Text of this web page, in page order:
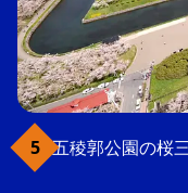
五稜郭公園の桜